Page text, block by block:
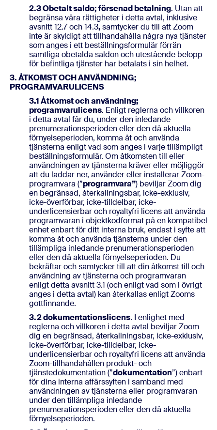
2.3 Obetalt saldo; försenad betalning. Utan att
begränsa våra rättigheter i detta avtal, inklusive
avsnitt 12.7 och 14.3,samtycker du till att Zoom
inte är skyldigt att tillhandahålla några nya tjänster
som anges i ett beställningsformulär förrän
samtliga obetalda saldon och utestående belopp
för befintliga tjänster har betalats i sin helhet.
3. ÅTKOMST OCH ANVÄNDNING;
PROGRAMVARULICENS
3.1 Åtkomst och användning;
programvarulicens. Enligt reglerna och villkoren
i detta avtal får du, under den inledande
prenumerationsperioden eller den då aktuella
förnyelseperioden, komma åt och använda
tjänsterna enligt vad som anges i varje tillämpligt
beställningsformulär. Om åtkomsten till eller
användningen av tjänsterna kräver eller möjliggör
att du laddar ner, använder eller installerar Zoom-
programvara (”programvara”) beviljar Zoom dig
en begränsad, återkallningsbar, icke-exklusiv,
icke-överförbar, icke-tilldelbar, icke-
underlicensierbar och royaltyfri licens att använda
programvaran i objektkodformat på en kompatibel
enhet enbart för ditt interna bruk, endast i syfte att
komma åt och använda tjänsterna under den
tillämpliga inledande prenumerationsperioden
eller den då aktuella förnyelseperioden. Du
bekräftar och samtycker till att din åtkomst till och
användning av tjänsterna och programvaran
enligt detta avsnitt 3.1 (och enligt vad som i övrigt
anges i detta avtal) kan återkallas enligt Zooms
gottfinnande.
3.2 dokumentationslicens. I enlighet med
reglerna och villkoren i detta avtal beviljar Zoom
dig en begränsad, återkallningsbar, icke-exklusiv,
icke-överförbar, icke-tilldelbar, icke-
underlicensierbar och royaltyfri licens att använda
Zoom-tillhandahållen produkt- och
tjänstedokumentation (”dokumentation”) enbart
för dina interna affärssyften i samband med
användningen av tjänsterna eller programvaran
under den tillämpliga inledande
prenumerationsperioden eller den då aktuella
förnyelseperioden.